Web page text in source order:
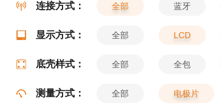
连接方式： 全部 蓝牙
显示方式： 全部 LCD
底壳样式： 全部 全包
测量方式： 全部 电极片